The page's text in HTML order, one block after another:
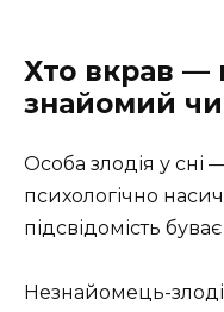
Хто вкрав —
знайомий
Особа злодія у сні
психологічно
підсвідомість
Незнайомець-